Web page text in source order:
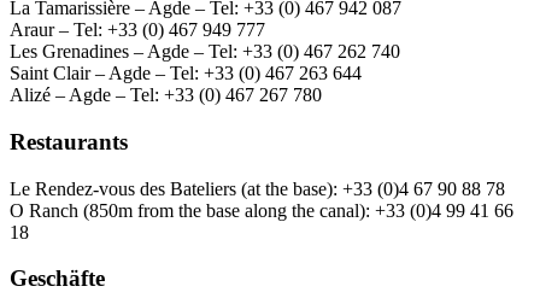
La Tamarissière – Agde – Tel: +33 (0) 467 942 087
Araur – Tel: +33 (0) 467 949 777
Les Grenadines – Agde – Tel: +33 (0) 467 262 740
Saint Clair – Agde – Tel: +33 (0) 467 263 644
Alizé – Agde – Tel: +33 (0) 467 267 780
Restaurants
Le Rendez-vous des Bateliers (at the base): +33 (0)4 67 90 88 78
O Ranch (850m from the base along the canal): +33 (0)4 99 41 66
18
Geschäfte